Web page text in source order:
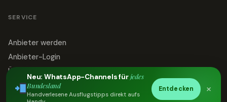
SERVICE
Anbieter werden
Anbieter-Login
Über uns
Impressum
Datenschutz
Neu: WhatsApp-Channels fürjedes
Bundesland
Handverlesene Ausflugstipps direkt aufs
Entdecken ×